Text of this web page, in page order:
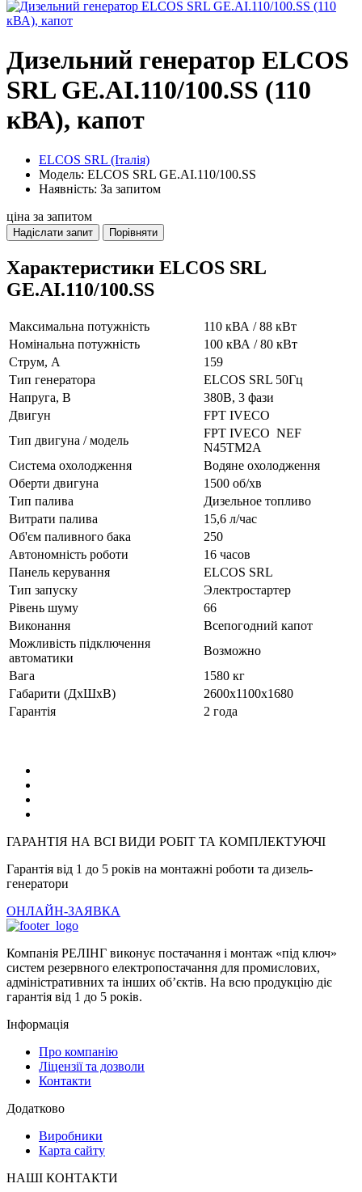
Дизельний генератор ELCOS
SRL GE.AI.110/100.SS (110
кВА), капот
ELCOS SRL (Італія)
Модель: ELCOS SRL GE.AI.110/100.SS
Наявність: За запитом
ціна за запитом
Надіслати запит Порівняти
Характеристики ELCOS SRL
GE.AI.110/100.SS
Максимальна потужність
110 кВА / 88 кВт
Номінальна потужність
100 кВА / 80 кВт
Струм, А
159
Тип генератора
ELCOS SRL 50Гц
Напруга, В
380В, 3 фази
Двигун
FPT IVECO
Тип двигуна / модель
FPT IVECO NEF
N45TM2A
Система охолодження
Водяне охолодження
Оберти двигуна
1500 об/хв
Тип палива
Дизельное топливо
Витрати палива
15,6 л/час
Об'єм паливного бака
250
Автономність роботи
16 часов
Панель керування
ELCOS SRL
Тип запуску
Электростартер
Рівень шуму
66
Виконання
Всепогодний капот
Можливість підключення
автоматики
Возможно
Вага
1580 кг
Габарити (ДхШхВ)
2600x1100x1680
Гарантія
2 года
ГАРАНТІЯ НА ВСІ ВИДИ РОБІТ ТА КОМПЛЕКТУЮЧІ
Гарантія від 1 до 5 років на монтажні роботи та дизель-
генератори
ОНЛАЙН-ЗАЯВКА
Компанія РЕЛІНГ виконує постачання і монтаж «під ключ»
систем резервного електропостачання для промислових,
адміністративних та інших об’єктів. На всю продукцію діє
гарантія від 1 до 5 років.
Інформація
Про компанію
Ліцензії та дозволи
Контакти
Додатково
Виробники
Карта сайту
НАШІ КОНТАКТИ